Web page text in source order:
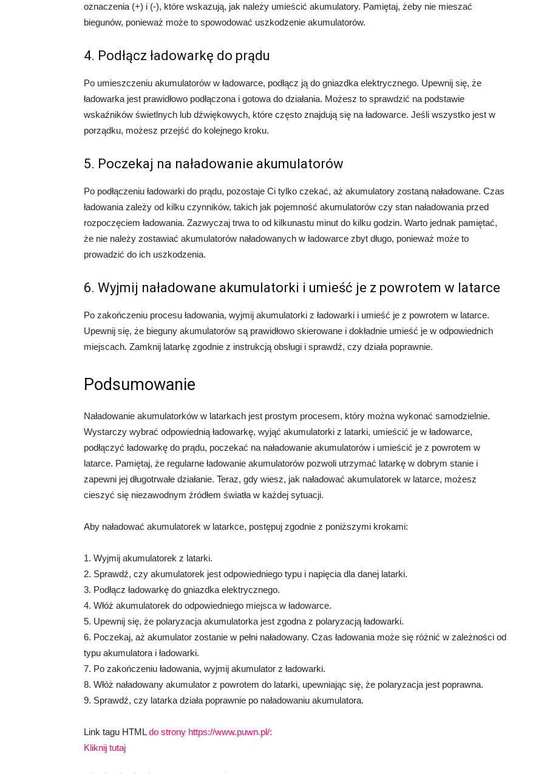
oznaczenia (+) i (-), które wskazują, jak należy umieścić akumulatory. Pamiętaj, żeby nie mieszać
biegunów, ponieważ może to spowodować uszkodzenie akumulatorów.
4. Podłącz ładowarkę do prądu
Po umieszczeniu akumulatorów w ładowarce, podłącz ją do gniazdka elektrycznego. Upewnij się, że
ładowarka jest prawidłowo podłączona i gotowa do działania. Możesz to sprawdzić na podstawie
wskaźników świetlnych lub dźwiękowych, które często znajdują się na ładowarce. Jeśli wszystko jest w
porządku, możesz przejść do kolejnego kroku.
5. Poczekaj na naładowanie akumulatorów
Po podłączeniu ładowarki do prądu, pozostaje Ci tylko czekać, aż akumulatory zostaną naładowane. Czas
ładowania zależy od kilku czynników, takich jak pojemność akumulatorów czy stan naładowania przed
rozpoczęciem ładowania. Zazwyczaj trwa to od kilkunastu minut do kilku godzin. Warto jednak pamiętać,
że nie należy zostawiać akumulatorów naładowanych w ładowarce zbyt długo, ponieważ może to
prowadzić do ich uszkodzenia.
6. Wyjmij naładowane akumulatorki i umieść je z powrotem w latarce
Po zakończeniu procesu ładowania, wyjmij akumulatorki z ładowarki i umieść je z powrotem w latarce.
Upewnij się, że bieguny akumulatorów są prawidłowo skierowane i dokładnie umieść je w odpowiednich
miejscach. Zamknij latarkę zgodnie z instrukcją obsługi i sprawdź, czy działa poprawnie.
Podsumowanie
Naładowanie akumulatorków w latarkach jest prostym procesem, który można wykonać samodzielnie.
Wystarczy wybrać odpowiednią ładowarkę, wyjąć akumulatorki z latarki, umieścić je w ładowarce,
podłączyć ładowarkę do prądu, poczekać na naładowanie akumulatorów i umieścić je z powrotem w
latarce. Pamiętaj, że regularne ładowanie akumulatorów pozwoli utrzymać latarkę w dobrym stanie i
zapewni jej długotrwałe działanie. Teraz, gdy wiesz, jak naładować akumulatorek w latarce, możesz
cieszyć się niezawodnym źródłem światła w każdej sytuacji.
Aby naładować akumulatorek w latarkce, postępuj zgodnie z poniższymi krokami:
1. Wyjmij akumulatorek z latarki.
2. Sprawdź, czy akumulatorek jest odpowiedniego typu i napięcia dla danej latarki.
3. Podłącz ładowarkę do gniazdka elektrycznego.
4. Włóż akumulatorek do odpowiedniego miejsca w ładowarce.
5. Upewnij się, że polaryzacja akumulatorka jest zgodna z polaryzacją ładowarki.
6. Poczekaj, aż akumulator zostanie w pełni naładowany. Czas ładowania może się różnić w zależności od
typu akumulatora i ładowarki.
7. Po zakończeniu ładowania, wyjmij akumulator z ładowarki.
8. Włóż naładowany akumulator z powrotem do latarki, upewniając się, że polaryzacja jest poprawna.
9. Sprawdź, czy latarka działa poprawnie po naładowaniu akumulatora.
Link tagu HTMLdo strony https://www.puwn.pl/:
Kliknij tutaj